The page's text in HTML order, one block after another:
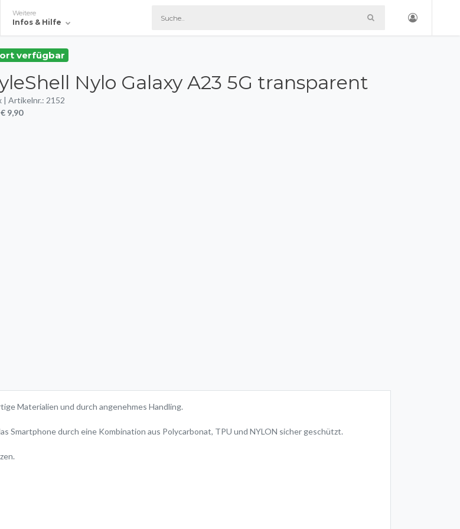
Weitere
Infos & Hilfe
verfügbar
Nylo Galaxy A23 5G transparent
| Artikelnr.: 2152
9,90
Materialien und durch angenehmes Handling.
Smartphone durch eine Kombination aus Polycarbonat, TPU und NYLON sicher geschützt.